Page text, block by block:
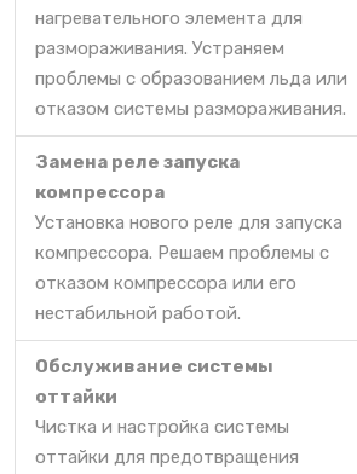
нагревательного элемента для
размораживания. Устраняем
проблемы с образованием льда или
отказом системы размораживания.
Замена реле запуска
компрессора
Установка нового реле для запуска
компрессора. Решаем проблемы с
отказом компрессора или его
нестабильной работой.
Обслуживание системы
оттайки
Чистка и настройка системы
оттайки для предотвращения